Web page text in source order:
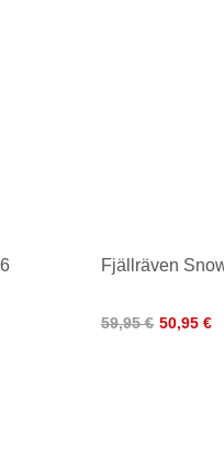
Fjällräven
59,95 € 50,95 €